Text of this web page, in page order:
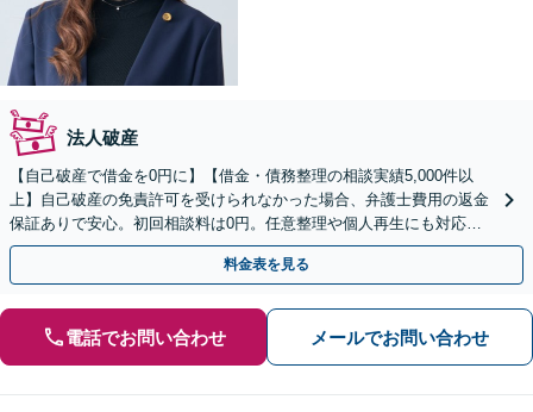
法人破産
【自己破産で借金を0円に】【借金・債務整理の相談実績5,000件以
上】自己破産の免責許可を受けられなかった場合、弁護士費用の返金
保証ありで安心。初回相談料は0円。任意整理や個人再生にも対応
【土日祝日・夜間も相談受付】【費用の分割払い可】
料金表を見る
電話でお問い合わせ メールでお問い合わせ